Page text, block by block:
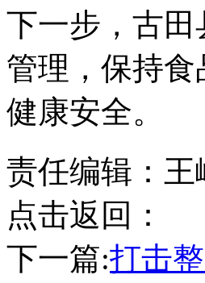
下一步，古
管理，保持
健康安全。
责任编辑：王
点击返回：
下一篇:打击